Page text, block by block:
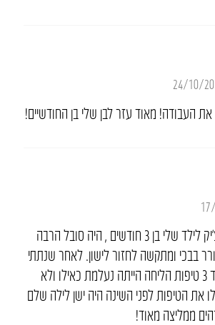
24/10/
העבודה! מאוד עזר לבן שלי בן החודשיים!
הזמנתי את הקרוקצ’יק לילד שלי בן 3 חודשים , היה סובל הרבה
בבכי ומתקשה לחזור לישון. לאחר שנתתי
לו את הקרוקצ’יק עד 3 טיפות הליחה הייתה נעלמת כאילו ולא
לו את הטיפות לפני השינה היה ישן לילה שלם
ממליצה מאוד!